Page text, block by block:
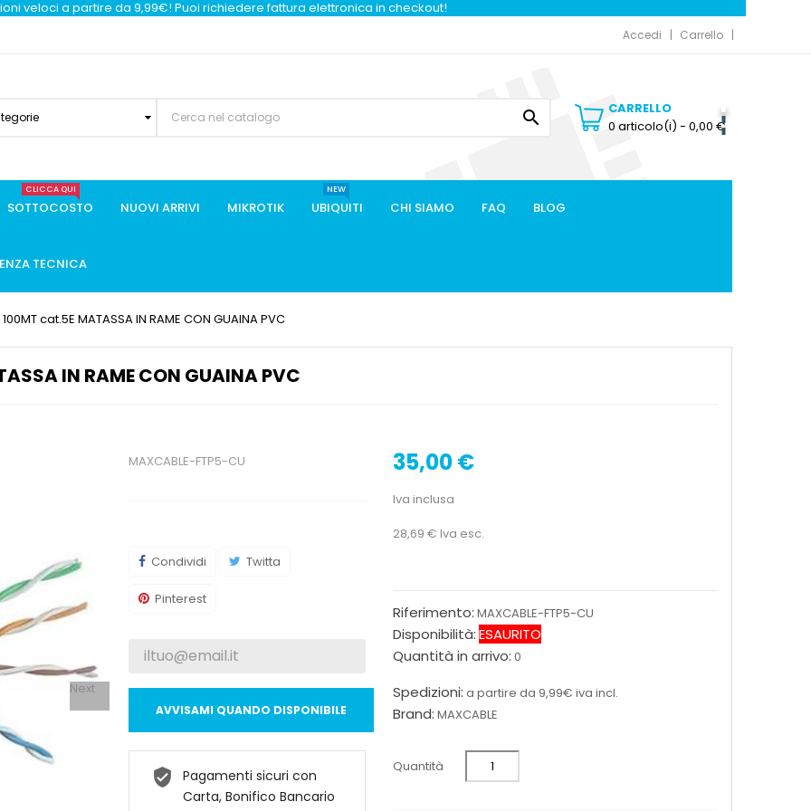
veloci a partire da 9,99€! Puoi richiedere fattura elettronica in checkout!
Accedi Carrello

CARRELLO
0 articolo(i) - 0,00 €
SOTTOCOSTO
CLICCA QUI
NUOVI ARRIVI MIKROTIK UBIQUITI
NEW
CHI SIAMO FAQ BLOG
TECNICA
cat.5E MATASSA IN RAME CON GUAINA PVC
IN RAME CON GUAINA PVC
Next
35,00 €
Iva inclusa
28,69 € Iva esc.
Riferimento: MAXCABLE-FTP5-CU
Disponibilità:ESAURITO
Quantità in arrivo: 0
Spedizioni: a partire da 9,99€ iva incl.
Brand: MAXCABLE
Quantità
MAXCABLE-FTP5-CU
Condividi Twitta
Pinterest
AVVISAMI QUANDO DISPONIBILE
Pagamenti sicuri con
Carta, Bonifico Bancario